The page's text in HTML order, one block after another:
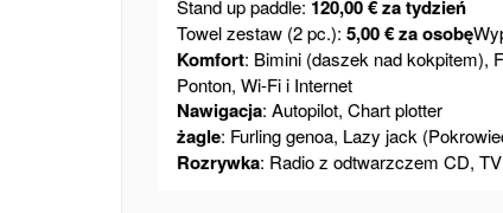
Stand up paddle: 120,00 € za tydzień
Towel zestaw (2 pc.): 5,00 € za osobę
Komfort: Bimini (daszek nad kokpitem),
Ponton, Wi-Fi i Internet
Nawigacja: Autopilot, Chart plotter
żagle: Furling genoa, Lazy jack
Rozrywka: Radio z odtwarzczem CD, TV